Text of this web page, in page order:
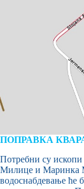
ПОПРАВКА
Потребни су
Милице и Маринка
водоснабдевање ће